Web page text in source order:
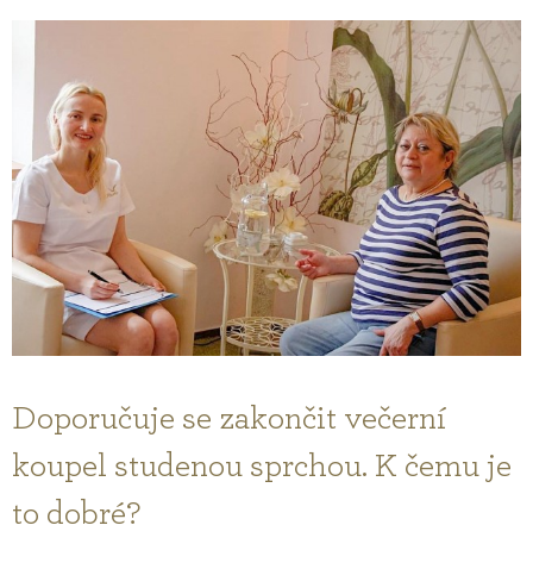
Doporučuje se zakončit večerní
koupel studenou sprchou. K čemu je
to dobré?